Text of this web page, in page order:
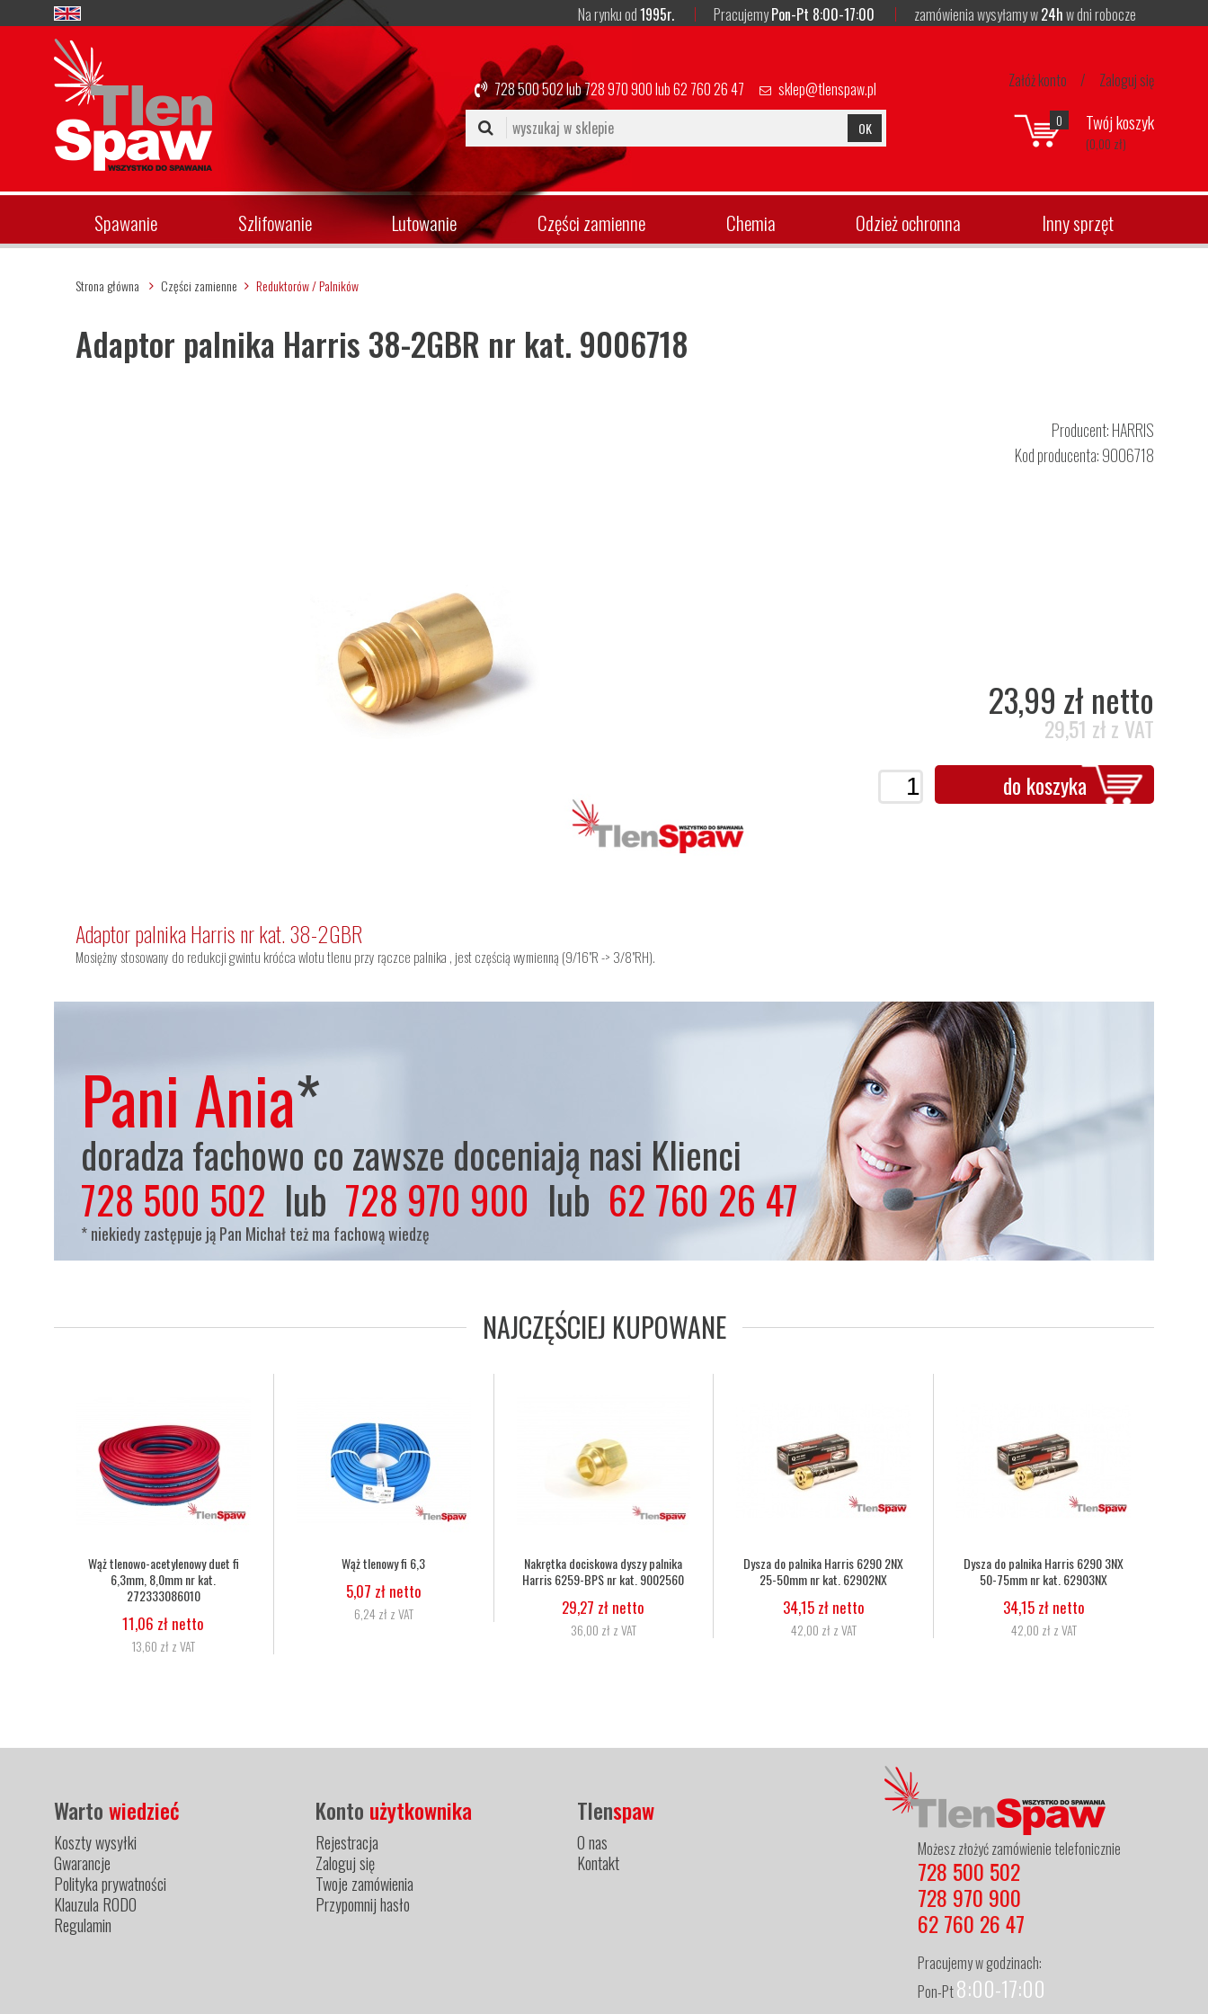
Na rynku od1995r. PracujemyPon-Pt 8:00-17:00 zamówienia wysyłamy w24hw dni robocze
728 500 502lub728 970 900lub62 760 26 47 sklep@tlenspaw.pl
OK
Załóż konto / Zaloguj się
0 Twój koszyk
(0,00 zł)
Spawanie Szlifowanie Lutowanie Części zamienne Chemia Odzież ochronna Inny sprzęt
Strona główna Części zamienne Reduktorów / Palników
Adaptor palnika Harris 38-2GBR nr kat. 9006718
Producent:HARRIS
Kod producenta: 9006718
23,99 zł netto
29,51 zł z VAT
do koszyka
Adaptor palnika Harris nr kat. 38-2GBR
Mosiężny stosowany do redukcji gwintu króćca wlotu tlenu przy rączce palnika , jest częścią wymienną (9/16"R -> 3/8"RH).
Pani Ania*
doradza fachowo co zawsze doceniają nasi Klienci
728 500 502 lub 728 970 900 lub 62 760 26 47
* niekiedy zastępuje ją Pan Michał też ma fachową wiedzę
NAJCZĘŚCIEJ KUPOWANE
Nakrętka dociskowa dyszy palnika
Harris 6259-BPS nr kat. 9002560
29,27 zł netto
36,00 zł z VAT
Dysza do palnika Harris 6290 2NX
25-50mm nr kat. 62902NX
34,15 zł netto
Dysza do palnika Harris 6290 3NX
50-75mm nr kat. 62903NX
34,15 zł netto
42,00 zł z VAT
Wąż tlenowo-acetylenowy duet fi
6,3mm, 8,0mm nr kat.
11,06 zł netto
Wąż tlenowy fi 6,3
5,07 zł netto
6,24 zł z VAT
Możesz złożyć zamówienie telefonicznie
728 500 502
728 970 900
62 760 26 47
Pracujemy w godzinach:
Pon-Pt8:00-17:00
Wartowiedzieć
Koszty wysyłki
Gwarancje
Polityka prywatności
Klauzula RODO
Regulamin
Konto użytkownika
Rejestracja
Zaloguj się
Twoje zamówienia
Przypomnij hasło
Tlenspaw
O nas
Kontakt